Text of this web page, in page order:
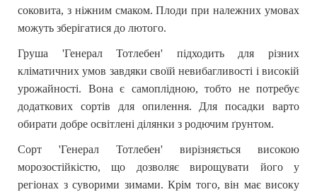
соковита, з ніжним смаком. Плоди при належних умовах
можуть зберігатися до лютого.
Груша 'Генерал Тотлебен' підходить для різних
кліматичних умов завдяки своїй невибагливості і високій
урожайності. Вона є самоплідною, тобто не потребує
додаткових сортів для опилення. Дляпосадки варто
обирати добре освітлені ділянки з родючим ґрунтом.
Сорт 'Генерал Тотлебен' вирізняється високою
морозостійкістю, що дозволяє вирощувати його у
регіонах з суворими зимами. Крім того, він має високу